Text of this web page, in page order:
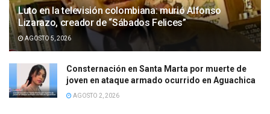
Luto en la televisión colombiana: murió Alfonso
Lizarazo, creador de “Sábados Felices”
AGOSTO 5, 2026
Consternación en Santa Marta por muerte de
joven en ataque armado ocurrido en Aguachica
AGOSTO 2, 2026